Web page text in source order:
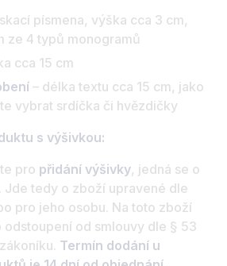
písmena, výška cca 3 cm,
ze 4 typů monogramů
cca 15 cm
– délka textu cca 15 cm, jako
vybrat srdíčka či hvězdičky
s výšivkou:
pro přidání výšivky, jedná se o
tedy o zboží upravené dle
pro jeho osobu. Na toto zboží
odstoupení od smlouvy dle § 53
Termín dodání u